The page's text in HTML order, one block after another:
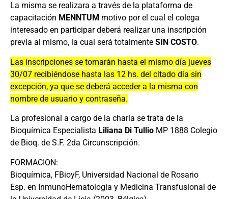
La misma se realizara a través de la plataforma de
capacitación MENNTUM motivo por el cual el colega
interesado en participar deberá realizar una inscripción
previa al mismo, la cual será totalmente SIN COSTO.
Las inscripciones se tomarán hasta el mismo día jueves
30/07 recibiéndose hasta las 12 hs. del citado día sin
excepción, ya que se deberá acceder a la misma con
nombre de usuario y contraseña.
La profesional a cargo de la charla se trata de la
Bioquímica Especialista Liliana Di Tullio MP 1888 Colegio
de Bioq. de S.F. 2da Circunscripción.
FORMACION:
Bioquímica, FBioyF, Universidad Nacional de Rosario
Esp. en InmunoHematologia y Medicina Transfusional de